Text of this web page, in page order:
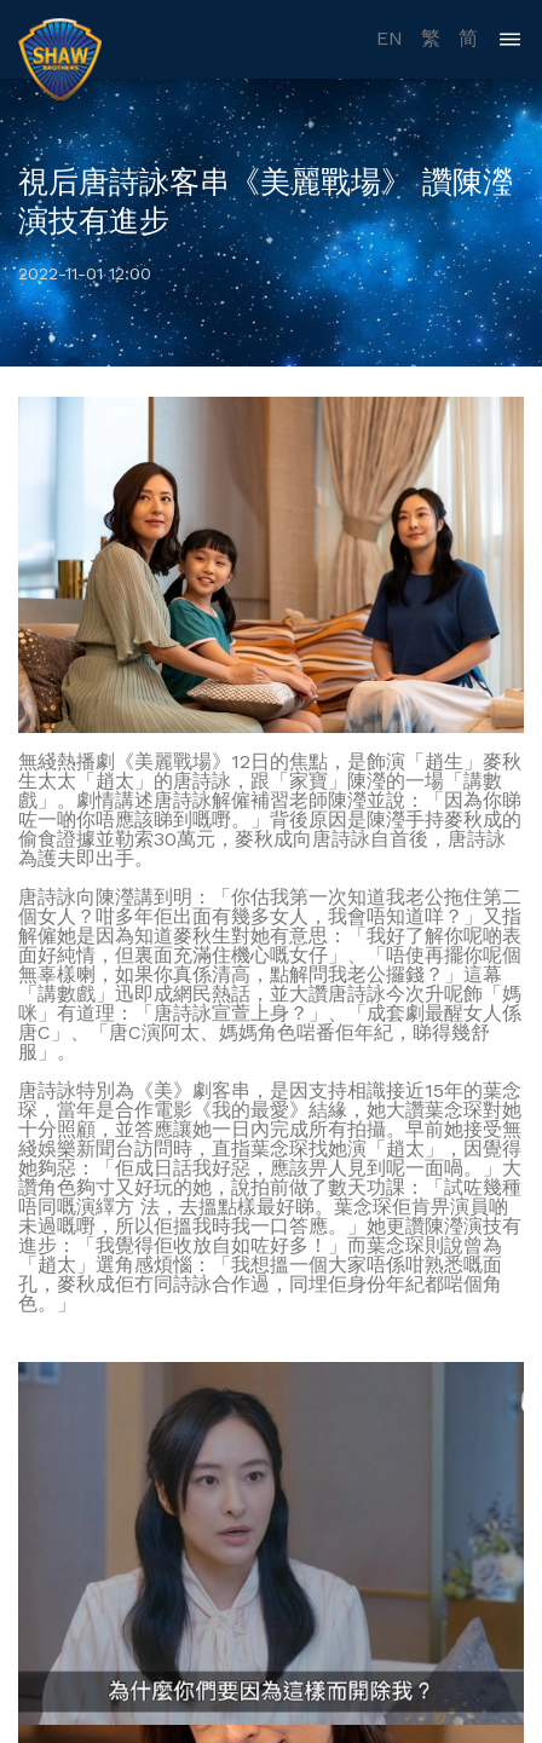
EN 繁 简
視后唐詩詠客串《美麗戰場》 讚陳瀅
演技有進步
2022-11-01 12:00
無綫熱播劇《美麗戰場》12日的焦點，是飾演「趙生」麥秋
生太太「趙太」的唐詩詠，跟「家寶」陳瀅的一場「講數
戲」。劇情講述唐詩詠解僱補習老師陳瀅並說：「因為你睇
咗一啲你唔應該睇到嘅嘢。」背後原因是陳瀅手持麥秋成的
偷食證據並勒索30萬元，麥秋成向唐詩詠自首後，唐詩詠
為護夫即出手。
唐詩詠向陳瀅講到明：「你估我第一次知道我老公拖住第二
個女人？咁多年佢出面有幾多女人，我會唔知道咩？」又指
解僱她是因為知道麥秋生對她有意思：「我好了解你呢啲表
面好純情，但裏面充滿住機心嘅女仔」、「唔使再擺你呢個
無辜樣喇，如果你真係清高，點解問我老公攞錢？」這幕
「講數戲」迅即成網民熱話，並大讚唐詩詠今次升呢飾「媽
咪」有道理：「唐詩詠宣萱上身？」、「成套劇最醒女人係
唐C」、「唐C演阿太、媽媽角色啱番佢年紀，睇得幾舒
服」。
唐詩詠特別為《美》劇客串，是因支持相識接近15年的葉念
琛，當年是合作電影《我的最愛》結緣，她大讚葉念琛對她
十分照顧，並答應讓她一日內完成所有拍攝。早前她接受無
綫娛樂新聞台訪問時，直指葉念琛找她演「趙太」，因覺得
她夠惡：「佢成日話我好惡，應該畀人見到呢一面喎。」大
讚角色夠寸又好玩的她，說拍前做了數天功課：「試咗幾種
唔同嘅演繹方 法，去搵點樣最好睇。葉念琛佢肯畀演員啲
未過嘅嘢，所以佢搵我時我一口答應。」她更讚陳瀅演技有
進步：「我覺得佢收放自如咗好多！」而葉念琛則說曾為
「趙太」選角感煩惱：「我想搵一個大家唔係咁熟悉嘅面
孔，麥秋成佢冇同詩詠合作過，同埋佢身份年紀都啱個角
色。」